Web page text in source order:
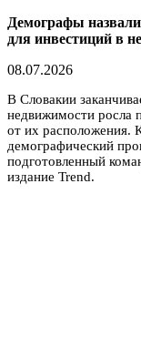
Демографы
для инвестиций в
08.07.2026
В Словакии
недвижимости росла
от их расположения.
демографический
подготовленный
издание Trend.